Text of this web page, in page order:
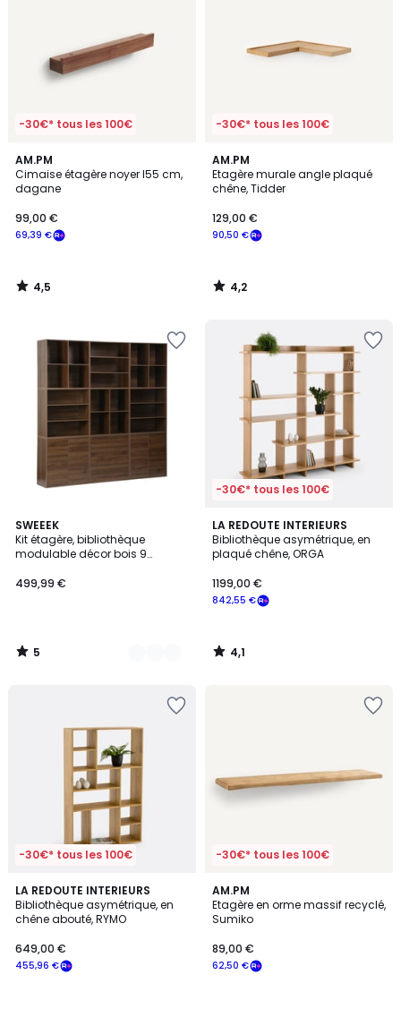
-30€* tous les 100€
AM.PM
Cimaise étagère noyer l55 cm,
dagane
69,39 €
99,00 €
4,5
/ 5
4,5
/
-30€* tous les 100€
AM.PM
Etagère murale angle plaqué
chêne, Tidder
90,50 €
129,00 €
4,2
/ 5
4,2
/
SWEEEK
Kit étagère, bibliothèque
modulable décor bois 9
499,99 €
5
/
5
2
Couleurs
5
/
-30€* tous les 100€
LA REDOUTE INTERIEURS
Bibliothèque asymétrique, en
plaqué chêne, ORGA
842,55 €
1199,00 €
4,1
/ 5
4,1
/
-30€* tous les 100€
LA REDOUTE INTERIEURS
Bibliothèque asymétrique, en
chêne abouté, RYMO
455,96 €
649,00 €
4,6
/ 5
-30€* tous les 100€
AM.PM
Etagère en orme massif recyclé,
Sumiko
62,50 €
89,00 €
3,6
/ 5